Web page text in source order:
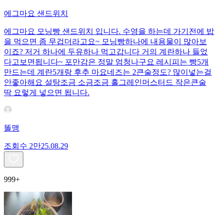
에그마요 샌드위치
에그마요 모닝빵 샌드위치 입니다. 수영을 하는데 가기전에 밥
을 먹으면 좀 무겁더라고요~ 모닝빵하나에 내용물이 많아보
이죠? 저거 하나에 두유하나 먹고갑니다 거의 계란하나 들었
다고보면됩니다~ 포만감은 정말 엄청나구요 레시피는 빵5개
만드는데 계란5개랑 후추 마요네즈는 2큰술정도? 많이넣는걸
안좋아해요 설탕조금 소금조금 홀그레인머스터드 작은큰술
딱 요렇게 넣으면 됩니다.
똘맹
조회수 2만25.08.29
999+